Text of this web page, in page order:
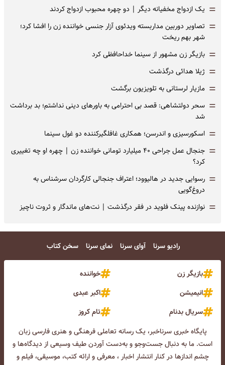
= یک ازدواج مخفیانه دیگر | دو چهره محبوب ازدواج کردند
= تصاویر دوربین مداربسته ویدئوی آزار جنسی خواننده زن را افشا کرد؛
شهر بهم ریخت
= بازیگر زن مشهور از سینما خداحافظی کرد
= ژیلا هدائی درگذشت
= مازیار لرستانی به تلویزیون برگشت
= سحر دولتشاهی: قصد بی احترامی به باورهای دینی نداشتم؛ بد برداشت
شد
= اسکورسیزی و اندرسن؛ همکاری غافلگیرکننده دو غول سینما
=
جنجال عمل جراحی ۴۰ میلیارد تومانی خواننده زن | چهره او چه تغییری
کرد؟
= رسوایی جدید در هالیوود؛ اعتراف جنجالی کارگردان سرشناس به
دروغ‌گویی
= نوازنده پینک فلوید در فقر درگذشت | نت‌های ماندگار و ثروت ناچیز
رادیو سرنا آوای سرنا نمای سرنا سخن کتاب
بازیگر زن
خواننده
انیمیشن
اکبر عبدی
سریال بدنام
تام کروز
پایگاه خبری سرناخبر، یک رسانه تعاملی فرهنگی و هنری فارسی زبان
است. ما به دنبال جست‌و‌جو و به‌دست آوردن طیف وسیعی از دیدگاه‌ها و
چشم انداز‌ها در کنار انتشار اخبار ، معرفی و ارائه کتب، موسیقی، فیلم و